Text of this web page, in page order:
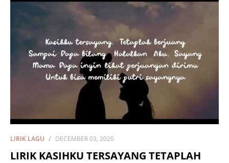
LIRIK LAGU DECEMBER 03, 2020
LIRIK KASIHKU TERSAYANG TETAPLAH